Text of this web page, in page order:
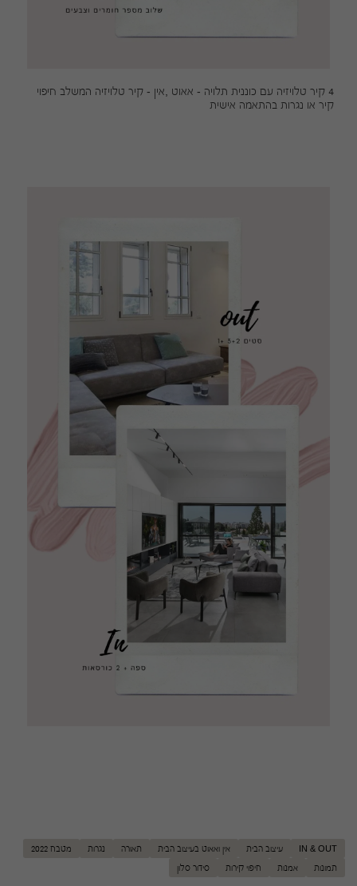
4 קיר טלויזיה עם כוננית תלויה - אאוט ,אין - קיר טלויזיה המשלב חיפוי
קיר או נגרות בהתאמה אישית
IN & OUT עיצוב הבית אין ואאוט בעיצוב הבית תאורה נגרות
מטבח 2022
תמונות
אמנות חיפוי קירות סידור סלון